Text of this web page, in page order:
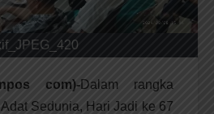
com)-Dalam rangka
Sedunia, Hari Jadi ke 67